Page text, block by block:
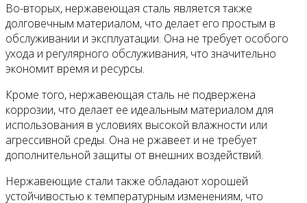
Во-вторых, нержавеющая сталь является также
долговечным материалом, что делает его простым в
обслуживании и эксплуатации. Она не требует особого
ухода и регулярного обслуживания, что значительно
экономит время и ресурсы.
Кроме того, нержавеющая сталь не подвержена
коррозии, что делает ее идеальным материалом для
использования в условиях высокой влажности или
агрессивной среды. Она не ржавеет и не требует
дополнительной защиты от внешних воздействий.
Нержавеющие стали также обладают хорошей
устойчивостью к температурным изменениям, что